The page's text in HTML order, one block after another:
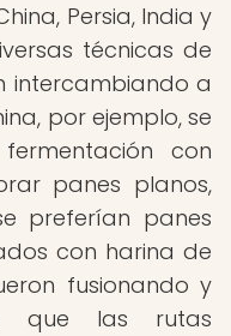
Persia, India y
técnicas de
intercambiando a
por ejemplo, se
con
panes planos,
preferían panes
con harina de
fusionando y
que las rutas